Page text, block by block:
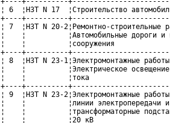
¦ 6  ¦НЗТ N 17  ¦Строительство
+----+----------
¦ 7  ¦НЗТ N 20-2¦Ремонтно-
¦    ¦          ¦Автомобильные
¦    ¦          ¦сооружения
+----+----------
¦ 8  ¦НЗТ N 23-1¦Электромонтажные
¦    ¦          ¦Электрическое
¦    ¦          ¦тока
+----+----------
¦ 9  ¦НЗТ N 23-2¦Электромонтажные
¦    ¦          ¦линии
¦    ¦          ¦трансформаторные
¦    ¦          ¦20 кВ